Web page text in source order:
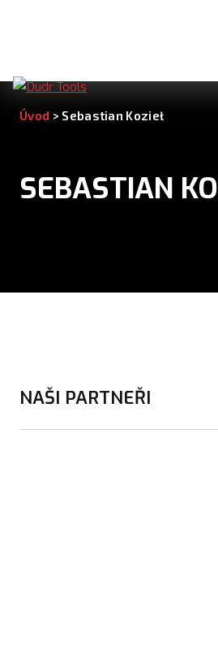
Úvod > Sebastian Kozieł
SEBASTIAN
NAŠI PARTNEŘI